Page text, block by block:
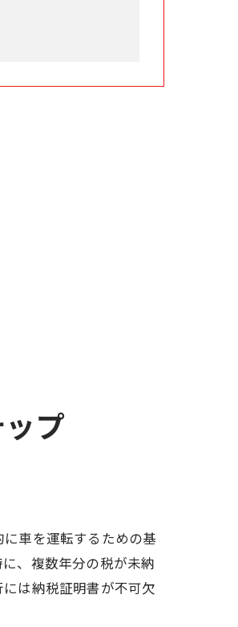
プ
車を運転するための基
、複数年分の税が未納
は納税証明書が不可欠